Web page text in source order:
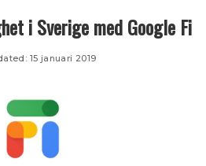
i Sverige med Google Fi
15 januari 2019